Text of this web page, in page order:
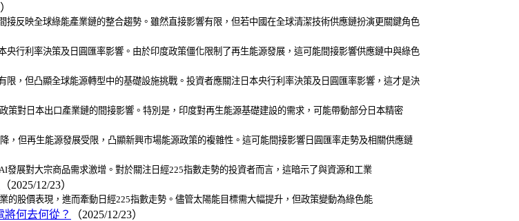
反映全球綠能產業鏈的整合趨勢。雖然直接影響有限，但若中國在全球清潔技術供應鏈扮演更關鍵角色
行利率決策及日圓匯率影響。由於印度政策僵化限制了再生能源發展，這可能間接影響供應鏈中與綠色
，但凸顯全球能源轉型中的基礎設施挑戰。投資者應關注日本央行利率決策及日圓匯率影響，這才是決
對日本出口產業鏈的間接影響。特別是，印度對再生能源基礎建設的需求，可能帶動部分日本精密
，但再生能源發展受限，凸顯新興市場能源政策的複雜性。這可能間接影響日圓匯率走勢及相關供應鏈
展對大宗商品需求激增。對於關注日經225指數走勢的投資者而言，這暗示了與資源和工業
（2025/12/23）
的股價表現，進而牽動日經225指數走勢。儘管太陽能目標需大幅提升，但政策變動為綠色能
將何去何從？ （2025/12/23）